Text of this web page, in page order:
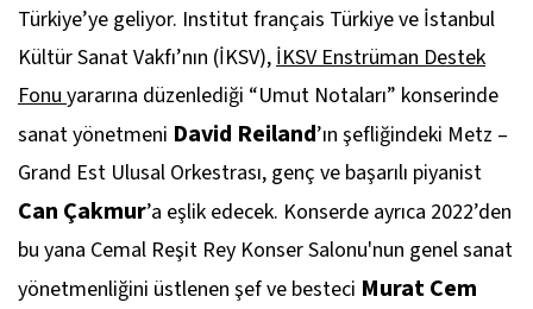
Türkiye’ye geliyor. Institut français Türkiye ve İstanbul
Kültür Sanat Vakfı’nın (İKSV), İKSV Enstrüman Destek
Fonu yararına düzenlediği “Umut Notaları” konserinde
sanat yönetmeni David Reiland’ın şefliğindeki Metz –
Grand Est Ulusal Orkestrası, genç ve başarılı piyanist
Can Çakmur’a eşlik edecek. Konserde ayrıca 2022’den
bu yana Cemal Reşit Rey Konser Salonu'nun genel sanat
yönetmenliğini üstlenen şef ve besteci Murat Cem